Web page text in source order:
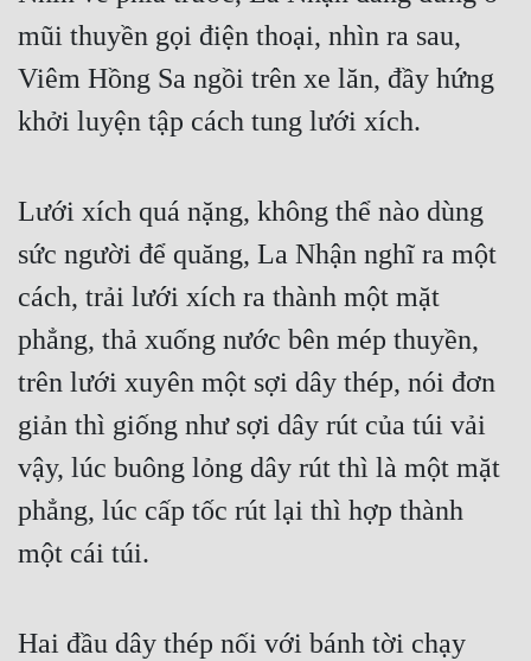
Góc Nhìn Nữ
Huyền Nghi
Huyền Ảo
Hài Hước
Hệ Thống
Học Đường
Khoa Huyễn
Khoa Huyễn Không Gian
Kỳ Huyễn
mũi thuyền gọi điện thoại, nhìn ra sau,
Viêm Hồng Sa ngồi trên xe lăn, đầy hứng
khởi luyện tập cách tung lưới xích.
Lưới xích quá nặng, không thể nào dùng
sức người để quăng, La Nhận nghĩ ra một
cách, trải lưới xích ra thành một mặt
phẳng, thả xuống nước bên mép thuyền,
trên lưới xuyên một sợi dây thép, nói đơn
giản thì giống như sợi dây rút của túi vải
vậy, lúc buông lỏng dây rút thì là một mặt
phẳng, lúc cấp tốc rút lại thì hợp thành
một cái túi.
Hai đầu dây thép nối với bánh tời chạy